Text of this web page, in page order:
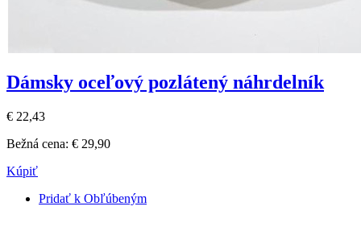
Dámsky oceľový pozlátený náhrdelník
€ 22,43
Bežná cena: € 29,90
Kúpiť
Pridať k Obľúbeným